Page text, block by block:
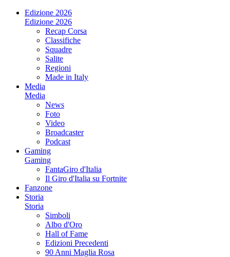
Edizione 2026
Edizione 2026
Recap Corsa
Classifiche
Squadre
Salite
Regioni
Made in Italy
Media
Media
News
Foto
Video
Broadcaster
Podcast
Gaming
Gaming
FantaGiro d'Italia
Il Giro d'Italia su Fortnite
Fanzone
Storia
Storia
Simboli
Albo d'Oro
Hall of Fame
Edizioni Precedenti
90 Anni Maglia Rosa